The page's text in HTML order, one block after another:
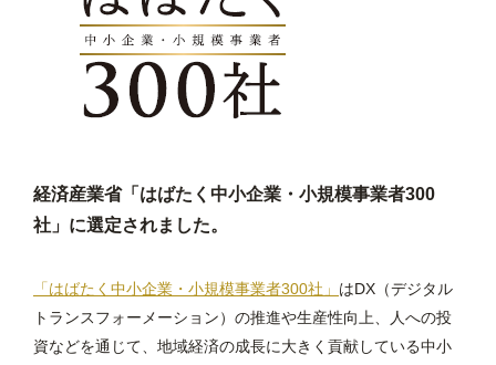
経済産業省「はばたく中小企業・小規模事業者300
社」に選定されました。
「はばたく中小企業・小規模事業者300社」 はDX（デジタル
トランスフォーメーション）の推進や生産性向上、人への投
資などを通じて、地域経済の成長に大きく貢献している中小